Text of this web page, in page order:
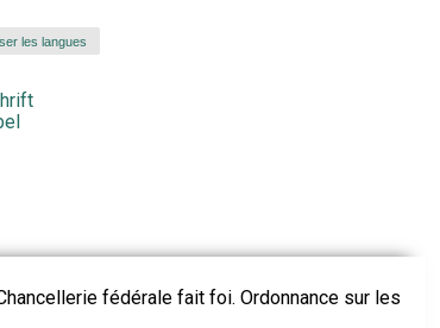
les langues
fédérale fait foi. Ordonnance sur les